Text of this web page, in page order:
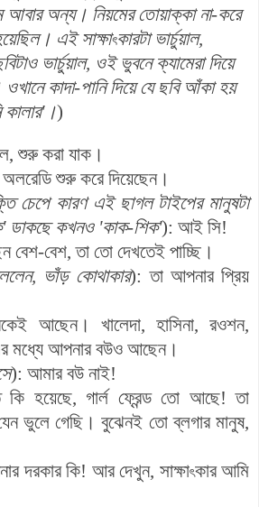
আবার অন্য। নিয়মের তোয়াক্কা না-করে
এই সাক্ষাৎকারটা ভার্চুয়াল,
ভার্চুয়াল, ওই ভুবনে ক্যামেরা দিয়ে
ওখানে কাদা-পানি দিয়ে যে ছবি আঁকা হয়
কালার'।)
, শুরু করা যাক ।
অলরেডি শুরু করে দিয়েছেন।
চেপে কারণ এই ছাগল টাইপের মানুষটা
ডাকছে কখনও 'কাক-শিক'): আই সি!
বেশ-বেশ, তা তো দেখতেই পাচ্ছি।
, ভাঁড়কোথাকার):তা আপনার প্রিয়
আছেন। খালেদা, হাসিনা,রওশন,
মধ্যে আপনার বউও আছেন।
): আমার বউ নাই!
কি হয়েছে, গার্ল ফ্রেন্ড তো আছে!তা
ভুলে গেছি। বুঝেনই তো ব্লগার মানুষ,
দরকার কি! আর দেখুন, সাক্ষাৎকার আমি